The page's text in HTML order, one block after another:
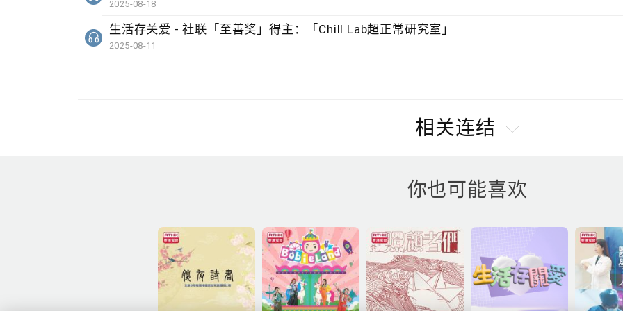
2025-08-18
生活存关爱 - 社联「至善奖」得主：「Chill Lab超正常研究室」
2025-08-11
相关连结
你也可能喜欢